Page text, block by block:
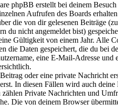
phpBB erstellt bei deinem
Aufrufen des Boards
die von dir gelesenen Beiträge
du nicht angemeldet bist)
Gültigkeit von einem Jahr. Alle
die Daten gespeichert, die du bei
eine E-Mail-Adresse
oder eine private Nachricht
In diesen Fällen wird auch
zählen Private Nachrichten und
Die von deinem Browser